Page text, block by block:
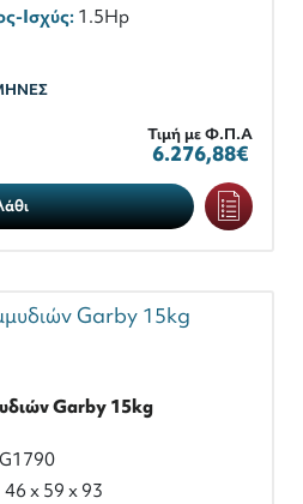
Ισχύς: 1.5Hp
Τιμή με Φ.Π.Α
6.276,88€
Garby 15kg
G1790
46 x 59 x 93